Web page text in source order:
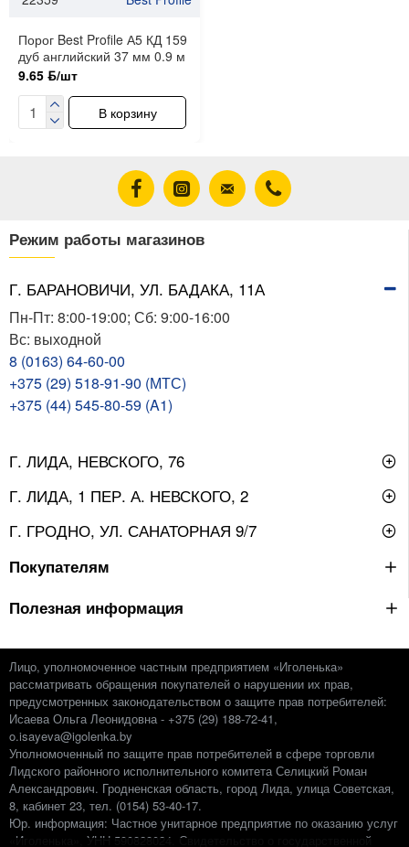
Порог Best Profile А5 КД 159
дуб английский 37 мм 0.9 м
9.65 ƃ/шт
В корзину
Режим работы магазинов
Г. БАРАНОВИЧИ, УЛ. БАДАКА, 11А
Пн-Пт: 8:00-19:00; Сб: 9:00-16:00
Вс: выходной
8 (0163) 64-60-00
+375 (29) 518-91-90 (МТС)
+375 (44) 545-80-59 (A1)
Г. ЛИДА, НЕВСКОГО, 76
Г. ЛИДА, 1 ПЕР. А. НЕВСКОГО, 2
Г. ГРОДНО, УЛ. САНАТОРНАЯ 9/7
Покупателям
Полезная информация
Лицо, уполномоченное частным предприятием «Иголенька»
рассматривать обращения покупателей о нарушении их прав,
предусмотренных законодательством о защите прав потребителей:
Исаева Ольга Леонидовна - +375 (29) 188-72-41,
o.isayeva@igolenka.by
Уполномоченный по защите прав потребителей в сфере торговли
Лидского районного исполнительного комитета Селицкий Роман
Александрович. Гродненская область, город Лида, улица Советская,
8, кабинет 23, тел. (0154) 53-40-17.
Юр. информация: Частное унитарное предприятие по оказанию услуг
«Иголенька», УНН 590828024. Свидетельство о государственной